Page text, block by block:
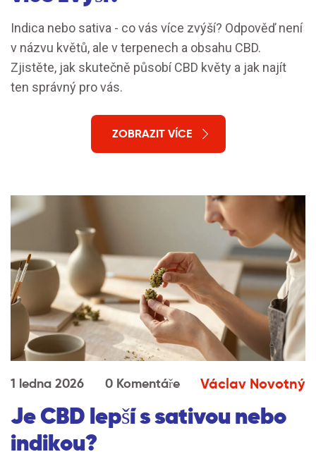
Indica nebo sativa - co vás více zvýší? Odpověď není
v názvu květů, ale v terpenech a obsahu CBD.
Zjistěte, jak skutečně působí CBD květy a jak najít
ten správný pro vás.
ZOBRAZIT VÍCE
1 ledna 2026 0 Komentáře Václav Novotný
Je CBD lepší s sativou nebo
indikou?